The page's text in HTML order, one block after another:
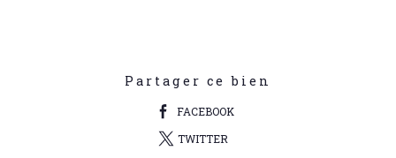
Partager ce bien
FACEBOOK
TWITTER